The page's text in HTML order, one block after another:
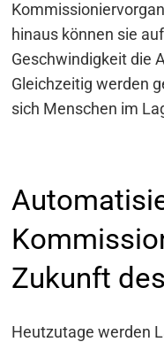
hinaus können sie
Geschwindigkeit die
Gleichzeitig werden
sich Menschen im
Zukunft
Heutzutage werden